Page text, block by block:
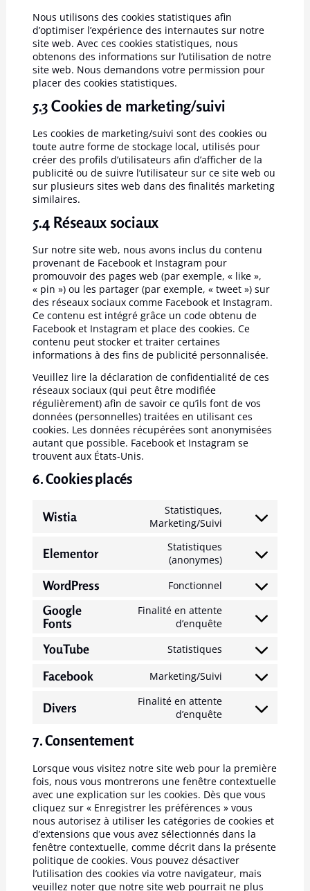
Nous utilisons des cookies statistiques afin
d’optimiser l’expérience des internautes sur notre
site web. Avec ces cookies statistiques, nous
obtenons des informations sur l’utilisation de notre
site web. Nous demandons votre permission pour
placer des cookies statistiques.
5.3 Cookies de marketing/suivi
Les cookies de marketing/suivi sont des cookies ou
toute autre forme de stockage local, utilisés pour
créer des profils d’utilisateurs afin d’afficher de la
publicité ou de suivre l’utilisateur sur ce site web ou
sur plusieurs sites web dans des finalités marketing
similaires.
5.4 Réseaux sociaux
Sur notre site web, nous avons inclus du contenu
provenant de Facebook et Instagram pour
promouvoir des pages web (par exemple, « like »,
« pin ») ou les partager (par exemple, « tweet ») sur
des réseaux sociaux comme Facebook et Instagram.
Ce contenu est intégré grâce un code obtenu de
Facebook et Instagram et place des cookies. Ce
contenu peut stocker et traiter certaines
informations à des fins de publicité personnalisée.
Veuillez lire la déclaration de confidentialité de ces
réseaux sociaux (qui peut être modifiée
régulièrement) afin de savoir ce qu’ils font de vos
données (personnelles) traitées en utilisant ces
cookies. Les données récupérées sont anonymisées
autant que possible. Facebook et Instagram se
trouvent aux États-Unis.
6. Cookies placés
Wistia
Statistiques,
Marketing/Suivi
Elementor
Statistiques
(anonymes)
WordPress Fonctionnel
Google
Fonts
Finalité en attente
d’enquête
YouTube Statistiques
Facebook Marketing/Suivi
Divers
Finalité en attente
d’enquête
7. Consentement
Lorsque vous visitez notre site web pour la première
fois, nous vous montrerons une fenêtre contextuelle
avec une explication sur les cookies. Dès que vous
cliquez sur « Enregistrer les préférences » vous
nous autorisez à utiliser les catégories de cookies et
d’extensions que vous avez sélectionnés dans la
fenêtre contextuelle, comme décrit dans la présente
politique de cookies. Vous pouvez désactiver
l’utilisation des cookies via votre navigateur, mais
veuillez noter que notre site web pourrait ne plus